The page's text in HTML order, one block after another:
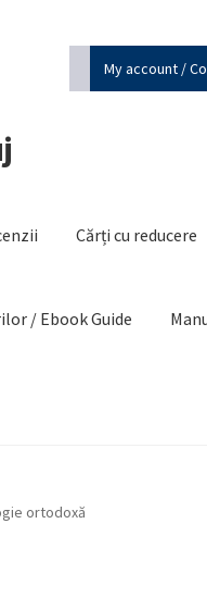
My account /
Cărți cu reducere
/ Ebook Guide
ortodoxă